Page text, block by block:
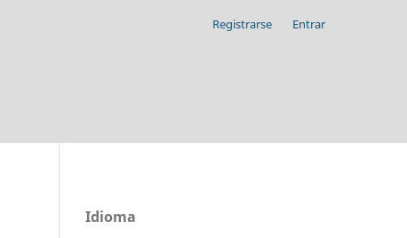
Registrarse Entrar
Idioma